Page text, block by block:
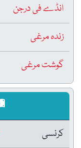
انڈے فی درجن
زندہ مرغی
گوشت مرغی
کرنسی